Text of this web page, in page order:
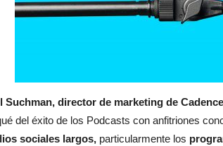
Suchman, director de marketing de
del éxito de los Podcasts con anfitriones
sociales largos, particularmente los